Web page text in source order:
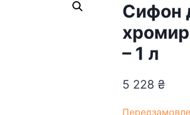
Сифон
– 1 л
5 228 ₴